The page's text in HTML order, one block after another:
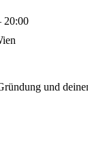
20:00
und